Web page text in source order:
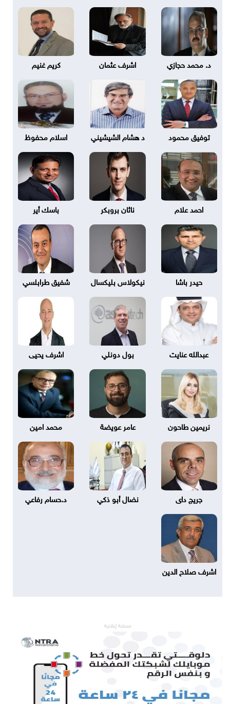
د. محمد حجازي اشرف عثمان كريم غنيم
توفيق محمود د هشام الشيشيني اسلام محفوظ
احمد علام ناثان بروبكر باسك أير
حيدر باشا نيكولاس بليكسال شفيق طرابلسي
عبدالله عنايت بول دونلي اشرف يحيى
نريمين طاحون عامر عويضة محمد امين
جريج داى نضال أبو ذكي د.حسام رفاعي
اشرف صلاح الدين
مساحة إعلانية